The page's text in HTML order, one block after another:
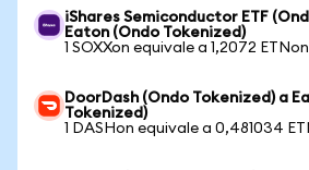
iShares Semiconductor ETF
Eaton (Ondo Tokenized)
1 SOXXon equivale a 1,2072 ETNon
DoorDash (Ondo Tokenized) a
Tokenized)
1 DASHon equivale a 0,481034